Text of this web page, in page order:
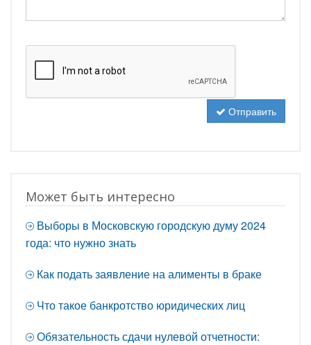
Отправить
Может быть интересно
Выборы в Московскую городскую думу 2024
года: что нужно знать
Как подать заявление на алименты в браке
Что такое банкротство юридических лиц
Обязательность сдачи нулевой отчетности: